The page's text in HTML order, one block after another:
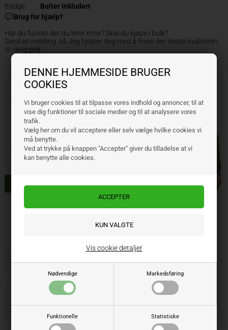
DENNE HJEMMESIDE BRUGER
COOKIES
Vi bruger cookies til at tilpasse vores indhold og annoncer, til at
vise dig funktioner til sociale medier og til at analysere vores
trafik.
Vælg her om du vil acceptere eller selv vælge hvilke cookies vi
må benytte.
Ved at trykke på knappen "Accepter" giver du tilladelse at vi
kan benytte alle cookies.
Nødvendige Markedsføring
Funktionelle Statistiske
Vis cookie detaljer
Badge
Bolter inkludert
Brug for hjælp?
Har du funnet det du leter etter? Skal du kjøpe i bulk?
Send en melding, så Jeg hjelper deg med å finne den beste kvaliteten,
til riktig pris.
Relaterede varer